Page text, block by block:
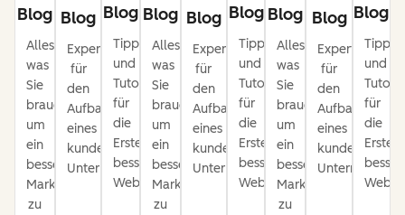
Blog
Alles,
was
Sie
brauchen,
um
ein
besserer
Marketer
zu
Blog
Expertentipps
für
den
Aufbau
eines
kundenorientierten
Unternehmens.
Blog
Tipps
und
Tutorials
für
die
Erstellung
besserer
Websites.
Blog
Alles,
was
Sie
brauchen,
um
ein
besserer
Marketer
zu
Blog
Expertentipps
für
den
Aufbau
eines
kundenorientierten
Unternehmens.
Blog
Tipps
und
Tutorials
für
die
Erstellung
besserer
Websites.
Blog
Alles,
was
Sie
brauchen,
um
ein
besserer
Marketer
zu
Blog
Expertentipps
für
den
Aufbau
eines
Blog
Tipps
und
für
die